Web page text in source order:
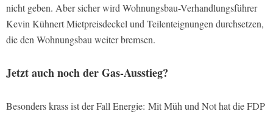
nicht geben. Aber sicher wird Wohnungsbau-Verhandlungsführer
Kevin Kühnert Mietpreisdeckel und Teilenteignungen durchsetzen,
die den Wohnungsbau weiter bremsen.
Jetzt auch noch der Gas-Ausstieg?
Besonders krass ist der Fall Energie: Mit Müh und Not hat die FDP